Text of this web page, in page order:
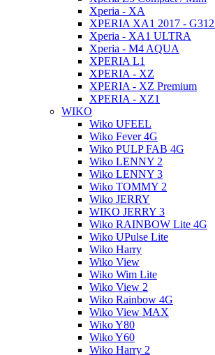
Xperia - XA
XPERIA XA1 2017 -
Xperia - XA1 ULTRA
Xperia - M4 AQUA
XPERIA L1
XPERIA - XZ
XPERIA - XZ Premium
XPERIA - XZ1
WIKO
Wiko UFEEL
Wiko Fever 4G
Wiko PULP FAB 4G
Wiko LENNY 2
Wiko LENNY 3
Wiko TOMMY 2
Wiko JERRY
WIKO JERRY 3
Wiko RAINBOW Lite 4G
Wiko UPulse Lite
Wiko Harry
Wiko View
Wiko Wim Lite
Wiko View 2
Wiko Rainbow 4G
Wiko View MAX
Wiko Y80
Wiko Y60
Wiko Harry 2